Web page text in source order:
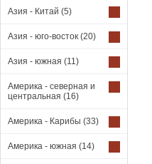
Азия - Китай (5)
Азия - юго-восток (20)
Азия - южная (11)
Америка - северная и
центральная (16)
Америка - Карибы (33)
Америка - южная (14)